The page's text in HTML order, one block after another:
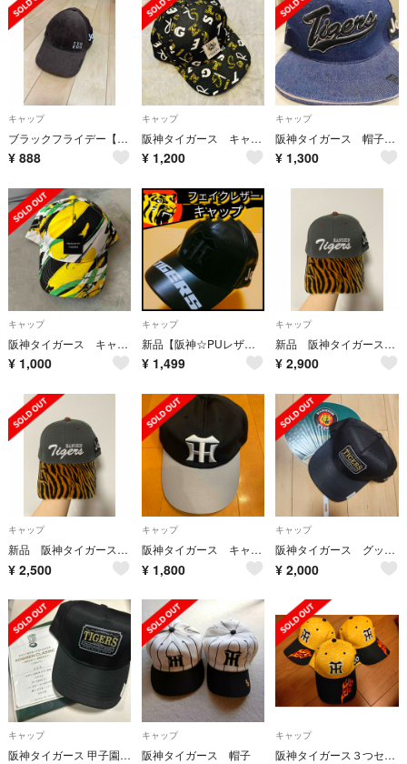
キャップ
ブラックフライデー【阪神タイガース】2021 入場者限定 キャップ 帽子
¥ 888
キャップ
阪神タイガース キャップ 帽子
¥ 1,200
キャップ
阪神タイガース 帽子ジョーシン デニム柄
¥ 1,300
キャップ
阪神タイガース キャップ
¥ 1,000
キャップ
新品【阪神☆PUレザー刺繍キャップ(Ｆ)】阪神タイガース☆甲子園☆送料無料
¥ 1,499
キャップ
新品 阪神タイガース キャップ
¥ 2,900
キャップ
新品 阪神タイガース キャップ
¥ 2,500
キャップ
阪神タイガース キャップ 日本製 新品未使用 58〜60cm
¥ 1,800
キャップ
阪神タイガース グッズ甲子園100周年記念 キャップ 未使用
¥ 2,000
キャップ
阪神タイガース 甲子園100周年記念キャップ&観戦証明書
キャップ
阪神タイガース 帽子
キャップ
阪神タイガース３つセット ウル虎の夏 応援キャップ 非売品 ３個セット